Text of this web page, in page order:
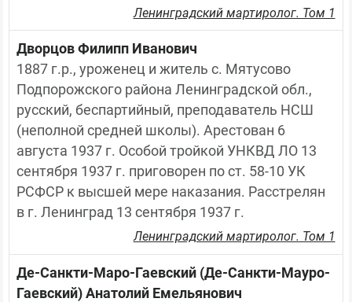
Ленинградский мартиролог. Том 1
Дворцов Филипп Иванович
1887 г.р., уроженец и житель с. Мятусово
Подпорожского района Ленинградской обл.,
русский, беспартийный, преподаватель НСШ
(неполной средней школы). Арестован 6
августа 1937 г. Особой тройкой УНКВД ЛО 13
сентября 1937 г. приговорен по ст. 58-10 УК
РСФСР к высшей мере наказания. Расстрелян
в г. Ленинград 13 сентября 1937 г.
Ленинградский мартиролог. Том 1
Де-Санкти-Маро-Гаевский (Де-Санкти-Мауро-
Гаевский) Анатолий Емельянович